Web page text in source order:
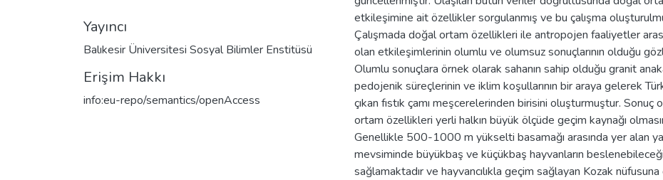
Yayıncı
Balıkesir Üniversitesi Sosyal Bilimler Enstitüsü
Erişim Hakkı
info:eu-repo/semantics/openAccess
etkileşimine ait özellikler sorgulanmış ve bu çalışma
Çalışmada doğal ortam özellikleri ile antropojen faaliyetler
olan etkileşimlerinin olumlu ve olumsuz sonuçlarının olduğu
Olumlu sonuçlara örnek olarak sahanın sahip olduğu granit
pedojenik süreçlerinin ve iklim koşullarının bir araya gelerek
çıkan fıstık çamı meşcerelerinden birisini oluşturmuştur. Sonuç
ortam özellikleri yerli halkın büyük ölçüde geçim kaynağı
Genellikle 500-1000 m yükselti basamağı arasında yer alan
mevsiminde büyükbaş ve küçükbaş hayvanların
sağlamaktadır ve hayvancılıkla geçim sağlayan Kozak